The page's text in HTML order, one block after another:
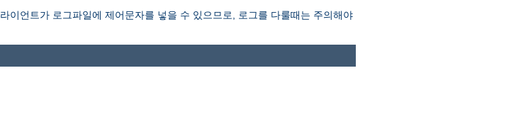
이언트가 로그파일에 제어문자를 넣을 수 있으므로, 로그를 다룰때는 주의해야